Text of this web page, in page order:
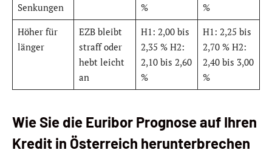
Senkungen
%
%
Höher für
länger
EZB bleibt
straff oder
hebt leicht
an
H1: 2,00 bis
2,35 % H2:
2,10 bis 2,60
%
H1: 2,25 bis
2,70 % H2:
2,40 bis 3,00
%
Wie Sie die Euribor Prognose auf Ihren
Kredit in Österreich herunterbrechen